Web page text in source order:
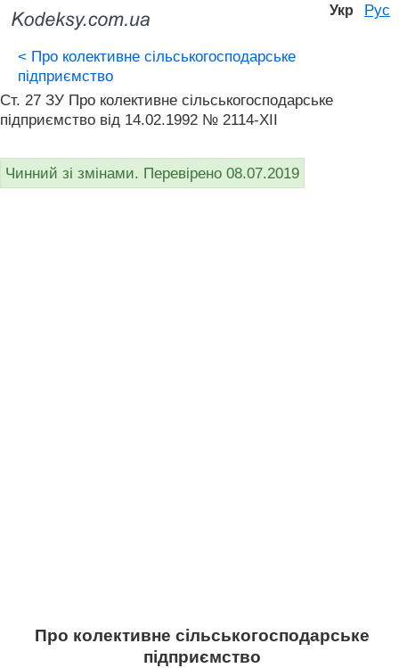
Укр Рус
< Про колективне сільськогосподарське
підприємство
Ст. 27 ЗУ Про колективне сільськогосподарське
підприємство від 14.02.1992 № 2114-XII
Чинний зі змінами. Перевірено 08.07.2019
Про колективне сільськогосподарське
підприємство